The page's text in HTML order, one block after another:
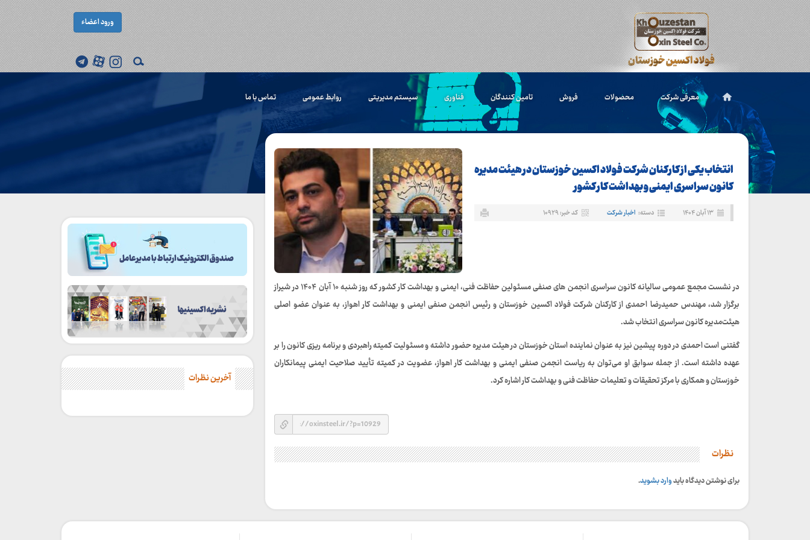
ورود اعضاء
معرفی شرکت محصولات فروش تامین کنندگان فناوری سیستم مدیریتی روابط عمومی تماس با ما
انتخاب یکی از کارکنان شرکت فولاد اکسین خوزستان در هیئت‌ مدیره
کانون سراسری ایمنی و بهداشت کار کشور
۱۳ آبان ۱۴۰۴ دسته: اخبار شرکت کد خبر: ۱۰۹۲۹
در نشست مجمع عمومی سالیانه کانون سراسری انجمن‌ های صنفی مسئولین حفاظت فنی، ایمنی و بهداشت کار کشور که روز شنبه ۱۰ آبان ۱۴۰۴ در شیراز
برگزار شد، مهندس حمیدرضا احمدی از کارکنان شرکت فولاد اکسین خوزستان و رئیس انجمن صنفی ایمنی و بهداشت کار اهواز، به عنوان عضو اصلی
هیئت‌مدیره کانون سراسری انتخاب شد.
گفتنی است احمدی در دوره پیشین نیز به عنوان نماینده استان خوزستان در هیئت‌ مدیره حضور داشته و مسئولیت کمیته راهبردی و برنامه‌ ریزی کانون را بر
عهده داشته است. از جمله سوابق او می‌توان به ریاست انجمن صنفی ایمنی و بهداشت کار اهواز، عضویت در کمیته تأیید صلاحیت ایمنی پیمانکاران
خوزستان و همکاری با مرکز تحقیقات و تعلیمات حفاظت فنی و بهداشت کار اشاره کرد.
نظرات
برای نوشتن دیدگاه بایدوارد بشوید.
آخرین نظرات